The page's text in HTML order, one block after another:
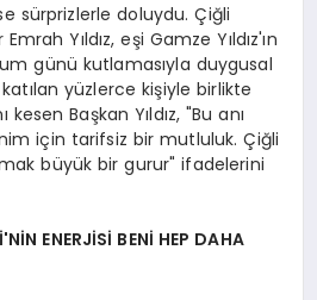
sürprizlerle doluydu. Çiğli
Yıldız, eşi Gamze Yıldız'ın
günü kutlamasıyla duygusal
yüzlerce kişiyle birlikte
Başkan Yıldız, "Bu anı
için tarifsiz bir mutluluk. Çiğli
büyük bir gurur" ifadelerini
ENERJİSİ BENİ HEP DAHA